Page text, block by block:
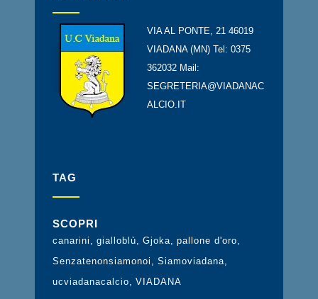
VIA AL PONTE, 21 46019
VIADANA (MN) Tel: 0375
362032 Mail:
SEGRETERIA@VIADANAC
ALCIO.IT
TAG
SCOPRI
canarini gialloblù Gjoka pallone d'oro
Senzatenonsiamonoi
Siamoviadana
ucviadanacalcio
VIADANA